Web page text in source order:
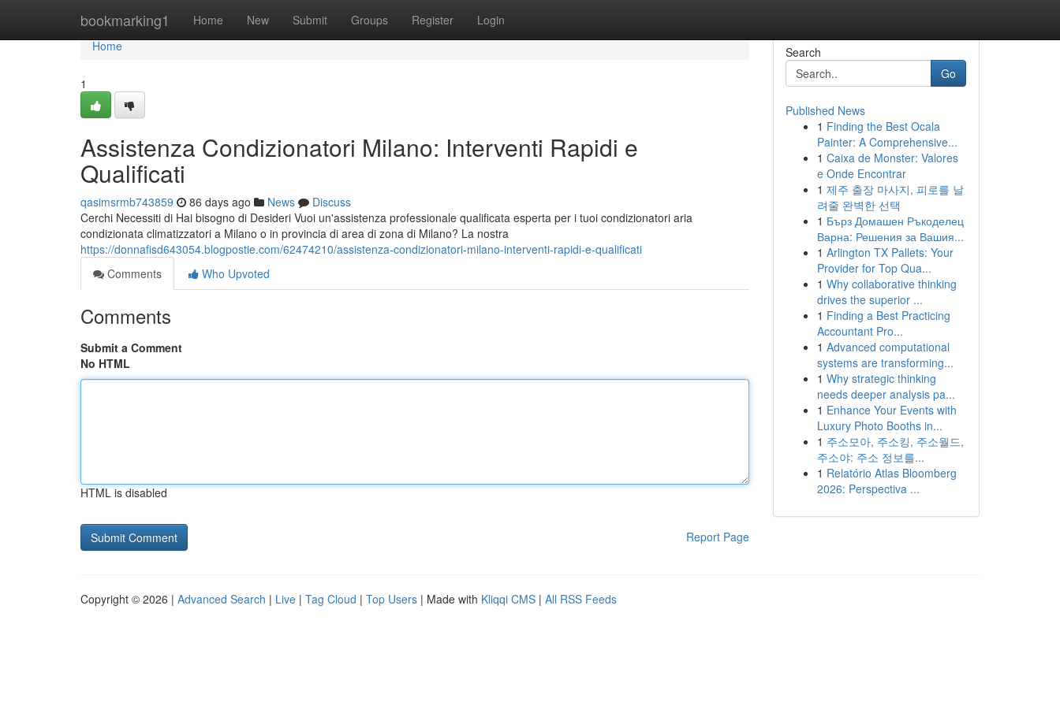
bookmarking1 Home New Submit Groups Register Login
Home
Home
1
Assistenza Condizionatori Milano: Interventi Rapidi e
Qualificati
qasimsrmb743859 86 days ago News
Discuss
Cerchi Necessiti di Hai bisogno di Desideri Vuoi un'assistenza professionale qualificata esperta per i tuoi condizionatori aria
condizionata climatizzatori a Milano o in provincia di area di zona di Milano? La nostra
https://donnafisd643054.blogpostie.com/62474210/assistenza-condizionatori-milano-interventi-rapidi-e-qualificati
Comments
Who Upvoted
Comments
Submit a Comment
No HTML
HTML is disabled
Report Page
Search
Go
Published News
1 Finding the Best Ocala
Painter: A Comprehensive...
1 Caixa de Monster: Valores
e Onde Encontrar
1 제주 출장 마사지, 피로를 날
려줄 완벽한 선택
1 Бърз Домашен Ръкоделец
Варна: Решения за Вашия...
1 Arlington TX Pallets: Your
Provider for Top Qua...
1 Why collaborative thinking
drives the superior ...
1 Finding a Best Practicing
Accountant Pro...
1 Advanced computational
systems are transforming...
1 Why strategic thinking
needs deeper analysis pa...
1 Enhance Your Events with
Luxury Photo Booths in...
1 주소모아, 주소킹, 주소월드,
주소야: 주소 정보를...
1 Relatório Atlas Bloomberg
2026: Perspectiva ...
Copyright © 2026 | Advanced Search | Live | Tag Cloud | Top Users | Made with Kliqqi CMS | All RSS Feeds